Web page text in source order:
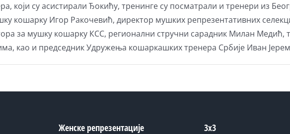
који су асистирали Ђокићу, тренинге су посматрали и тренери из
кошарку Игор Ракочевић, директор мушких репрезентативних
за мушку кошарку КСС, регионални стручни сарадник Милан Медић,
као и председник Удружења кошаркашких тренера Србије Иван
Женске репрезентације 3x3